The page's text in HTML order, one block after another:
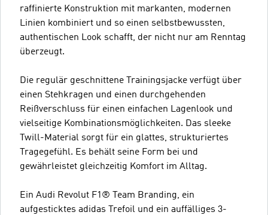
raffinierte Konstruktion mit markanten, modernen
Linien kombiniert und so einen selbstbewussten,
authentischen Look schafft, der nicht nur am Renntag
überzeugt.
Die regulär geschnittene Trainingsjacke verfügt über
einen Stehkragen und einen durchgehenden
Reißverschluss für einen einfachen Lagenlook und
vielseitige Kombinationsmöglichkeiten. Das sleeke
Twill-Material sorgt für ein glattes, strukturiertes
Tragegefühl. Es behält seine Form bei und
gewährleistet gleichzeitig Komfort im Alltag.
Ein Audi Revolut F1® Team Branding, ein
aufgesticktes adidas Trefoil und ein auffälliges 3-